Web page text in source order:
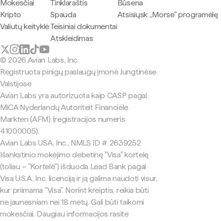
Mokesčiai
Kripto
Valiutų keityklė
Tinklaraštis
Spauda
Teisiniai dokumentai
Atskleidimas
Būsena
Atsisiųsk „Morse" programėlę
© 2026 Avian Labs, Inc
Registruota pinigų paslaugų įmonė Jungtinėse
Valstijose
Avian Labs yra autorizuota kaip CASP pagal
MiCA Nyderlandų Autoriteit Financiële
Markten (AFM) (registracijos numeris
41000005).
Avian Labs USA, Inc., NMLS ID # 2639252
Išankstinio mokėjimo debetinę "Visa" kortelę
(toliau – "Kortelė") išduoda Lead Bank pagal
Visa U.S.A. Inc. licenciją ir ją galima naudoti visur,
kur priimama "Visa". Norint kreiptis, reikia būti
ne jaunesniam nei 18 metų. Gali būti taikomi
mokesčiai. Daugiau informacijos rasite